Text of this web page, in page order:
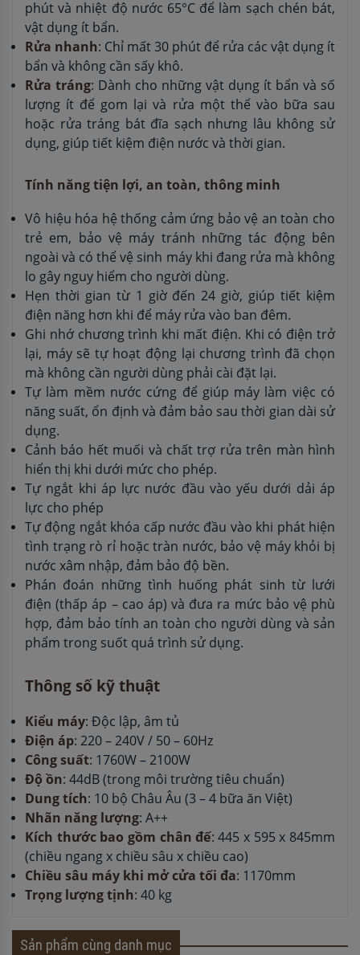
phút và nhiệt độ nước 65°C để làm sạch chén bát,
vật dụng ít bẩn.
Rửa nhanh: Chỉ mất 30 phút để rửa các vật dụng ít
bẩn và không cần sấy khô.
Rửa tráng: Dành cho những vật dụng ít bẩn và số
lượng ít để gom lại và rửa một thể vào bữa sau
hoặc rửa tráng bát đĩa sạch nhưng lâu không sử
dụng, giúp tiết kiệm điện nước và thời gian.
Tính năng tiện lợi, an toàn, thông minh
Vô hiệu hóa hệ thống cảm ứng bảo vệ an toàn cho
trẻ em, bảo vệ máy tránh những tác động bên
ngoài và có thể vệ sinh máy khi đang rửa mà không
lo gây nguy hiểm cho người dùng.
Hẹn thời gian từ 1 giờ đến 24 giờ, giúp tiết kiệm
điện năng hơn khi để máy rửa vào ban đêm.
Ghi nhớ chương trình khi mất điện. Khi có điện trở
lại, máy sẽ tự hoạt động lại chương trình đã chọn
mà không cần người dùng phải cài đặt lại.
Tự làm mềm nước cứng để giúp máy làm việc có
năng suất, ổn định và đảm bảo sau thời gian dài sử
dụng.
Cảnh báo hết muối và chất trợ rửa trên màn hình
hiển thị khi dưới mức cho phép.
Tự ngắt khi áp lực nước đầu vào yếu dưới dải áp
lực cho phép
Tự động ngắt khóa cấp nước đầu vào khi phát hiện
tình trạng rò rỉ hoặc tràn nước, bảo vệ máy khỏi bị
nước xâm nhập, đảm bảo độ bền.
Phán đoán những tình huống phát sinh từ lưới
điện (thấp áp – cao áp) và đưa ra mức bảo vệ phù
hợp, đảm bảo tính an toàn cho người dùng và sản
phẩm trong suốt quá trình sử dụng.
Thông số kỹ thuật
Kiểu máy: Độc lập, âm tủ
Điện áp: 220 – 240V / 50 – 60Hz
Công suất: 1760W – 2100W
Độ ồn: 44dB (trong môi trường tiêu chuẩn)
Dung tích: 10 bộ Châu Âu (3 – 4 bữa ăn Việt)
Nhãn năng lượng: A++
Kích thước bao gồm chân đế: 445 x 595 x 845mm
(chiều ngang x chiều sâu x chiều cao)
Chiều sâu máy khi mở cửa tối đa: 1170mm
Trọng lượng tịnh: 40 kg
Sản phẩm cùng danh mục